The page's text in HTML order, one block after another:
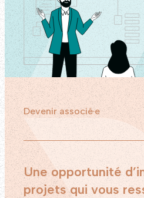
Devenir associé·e
Une opportunité
projets qui vous